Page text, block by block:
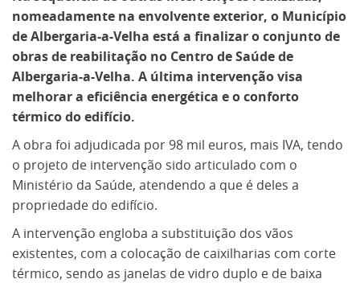
nomeadamente na envolvente exterior, o Município
de Albergaria-a-Velha está a finalizar o conjunto de
obras de reabilitação no Centro de Saúde de
Albergaria-a-Velha. A última intervenção visa
melhorar a eficiência energética e o conforto
térmico do edifício.
A obra foi adjudicada por 98 mil euros, mais IVA, tendo
o projeto de intervenção sido articulado com o
Ministério da Saúde, atendendo a que é deles a
propriedade do edifício.
A intervenção engloba a substituição dos vãos
existentes, com a colocação de caixilharias com corte
térmico, sendo as janelas de vidro duplo e de baixa